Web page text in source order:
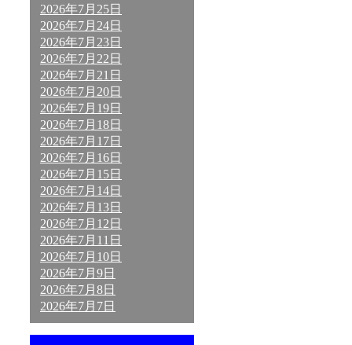
2026年7月25日
2026年7月24日
2026年7月23日
2026年7月22日
2026年7月21日
2026年7月20日
2026年7月19日
2026年7月18日
2026年7月17日
2026年7月16日
2026年7月15日
2026年7月14日
2026年7月13日
2026年7月12日
2026年7月11日
2026年7月10日
2026年7月9日
2026年7月8日
2026年7月7日